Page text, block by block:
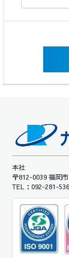
本社
〒812-0039 福岡
TEL：092-281-